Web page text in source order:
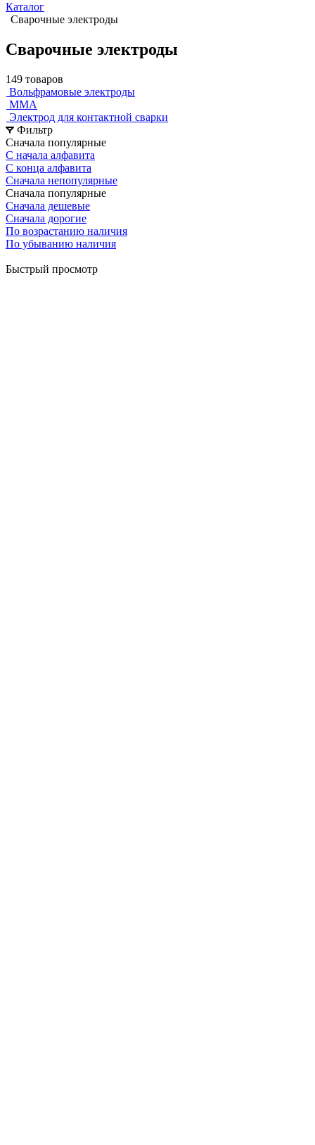
Каталог
Сварочные электроды
Сварочные электроды
149 товаров
Вольфрамовые электроды
ММА
Электрод для контактной сварки
Фильтр
Сначала популярные
С начала алфавита
С конца алфавита
Сначала непопулярные
Сначала популярные
Сначала дешевые
Сначала дорогие
По возрастанию наличия
По убыванию наличия
Быстрый просмотр